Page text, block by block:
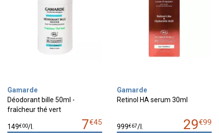
Gamarde
Déodorant bille 50ml -
fraîcheur thé vert
7€45
149€00/
Gamarde
Retinol HA serum 30ml
29€99
999€67/